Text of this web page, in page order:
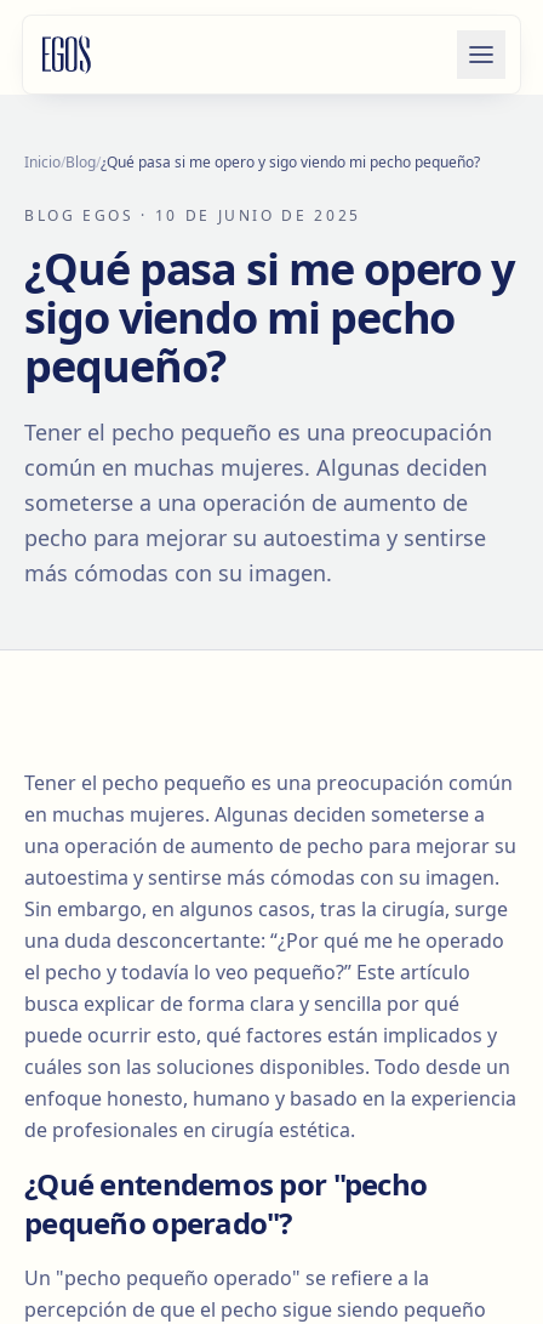
Inicio/Blog/¿Qué pasa si me opero y sigo viendo mi pecho pequeño?
BLOG EGOS · 10 DE JUNIO DE 2025
¿Qué pasa si me opero y
sigo viendo mi pecho
pequeño?
Tener el pecho pequeño es una preocupación
común en muchas mujeres. Algunas deciden
someterse a una operación de aumento de
pecho para mejorar su autoestima y sentirse
más cómodas con su imagen.
Tener el pecho pequeño es una preocupación común
en muchas mujeres. Algunas deciden someterse a
una operación de aumento de pecho para mejorar su
autoestima y sentirse más cómodas con su imagen.
Sin embargo, en algunos casos, tras la cirugía, surge
una duda desconcertante: “¿Por qué me he operado
el pecho y todavía lo veo pequeño?” Este artículo
busca explicar de forma clara y sencilla por qué
puede ocurrir esto, qué factores están implicados y
cuáles son las soluciones disponibles. Todo desde un
enfoque honesto, humano y basado en la experiencia
de profesionales en cirugía estética.
¿Qué entendemos por "pecho
pequeño operado"?
Un "pecho pequeño operado" se refiere a la
percepción de que el pecho sigue siendo pequeño